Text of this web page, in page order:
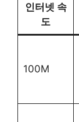
인터넷 속
도
100M